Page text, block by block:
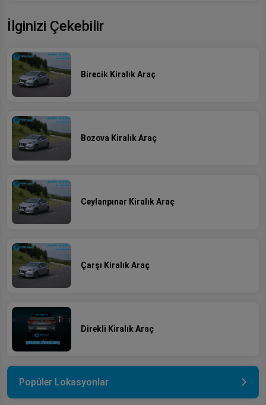
İlginizi Çekebilir
Birecik Kiralık Araç
Bozova Kiralık Araç
Ceylanpınar Kiralık Araç
Çarşı Kiralık Araç
Direkli Kiralık Araç
Popüler Lokasyonlar